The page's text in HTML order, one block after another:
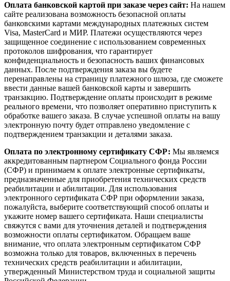
Оплата банковской картой при заказе через сайт: На нашем
сайте реализована возможность безопасной оплаты
банковскими картами международных платежных систем
Visa, MasterCard и МИР. Платежи осуществляются через
защищенное соединение с использованием современных
протоколов шифрования, что гарантирует
конфиденциальность и безопасность ваших финансовых
данных. После подтверждения заказа вы будете
перенаправлены на страницу платежного шлюза, где сможете
ввести данные вашей банковской карты и завершить
транзакцию. Подтверждение оплаты происходит в режиме
реального времени, что позволяет оперативно приступить к
обработке вашего заказа. В случае успешной оплаты на вашу
электронную почту будет отправлено уведомление с
подтверждением транзакции и деталями заказа.
Оплата по электронному сертификату СФР: Мы являемся
аккредитованным партнером Социального фонда России
(СФР) и принимаем к оплате электронные сертификаты,
предназначенные для приобретения технических средств
реабилитации и абилитации. Для использования
электронного сертификата СФР при оформлении заказа,
пожалуйста, выберите соответствующий способ оплаты и
укажите номер вашего сертификата. Наши специалисты
свяжутся с вами для уточнения деталей и подтверждения
возможности оплаты сертификатом. Обращаем ваше
внимание, что оплата электронным сертификатом СФР
возможна только для товаров, включенных в перечень
технических средств реабилитации и абилитации,
утвержденный Министерством труда и социальной защиты